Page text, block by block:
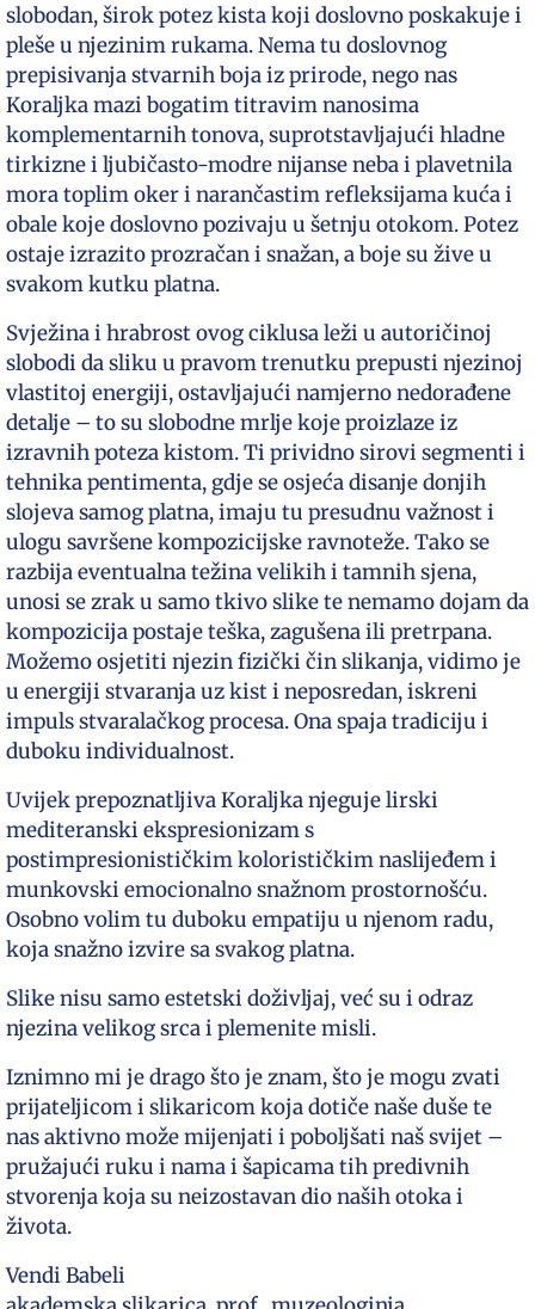
slobodan, širok potez kista koji doslovno poskakuje i
pleše u njezinim rukama. Nema tu doslovnog
prepisivanja stvarnih boja iz prirode, nego nas
Koraljka mazi bogatim titravim nanosima
komplementarnih tonova, suprotstavljajući hladne
tirkizne i ljubičasto-modre nijanse neba i plavetnila
mora toplim oker i narančastim refleksijama kuća i
obale koje doslovno pozivaju u šetnju otokom. Potez
ostaje izrazito prozračan i snažan, a boje su žive u
svakom kutku platna.
Svježina i hrabrost ovog ciklusa leži u autoričinoj
slobodi da sliku u pravom trenutku prepusti njezinoj
vlastitoj energiji, ostavljajući namjerno nedorađene
detalje – to su slobodne mrlje koje proizlaze iz
izravnih poteza kistom. Ti prividno sirovi segmenti i
tehnika pentimenta, gdje se osjeća disanje donjih
slojeva samog platna, imaju tu presudnu važnost i
ulogu savršene kompozicijske ravnoteže. Tako se
razbija eventualna težina velikih i tamnih sjena,
unosi se zrak u samo tkivo slike te nemamo dojam da
kompozicija postaje teška, zagušena ili pretrpana.
Možemo osjetiti njezin fizički čin slikanja, vidimo je
u energiji stvaranja uz kist i neposredan, iskreni
impuls stvaralačkog procesa. Ona spaja tradiciju i
duboku individualnost.
Uvijek prepoznatljiva Koraljka njeguje lirski
mediteranski ekspresionizam s
postimpresionističkim kolorističkim naslijeđem i
munkovski emocionalno snažnom prostornošću.
Osobno volim tu duboku empatiju u njenom radu,
koja snažno izvire sa svakog platna.
Slike nisu samo estetski doživljaj, već su i odraz
njezina velikog srca i plemenite misli.
Iznimno mi je drago što je znam, što je mogu zvati
prijateljicom i slikaricom koja dotiče naše duše te
nas aktivno može mijenjati i poboljšati naš svijet –
pružajući ruku i nama i šapicama tih predivnih
stvorenja koja su neizostavan dio naših otoka i
života.
Vendi Babeli